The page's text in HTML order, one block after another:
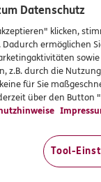
teil:
Kranken- und
31,www.pkv-
e.V.,
mit
an.
Datenschutz
klicken,
ermöglichen
z.B. durch die
für Sie
über den Button
Tool-